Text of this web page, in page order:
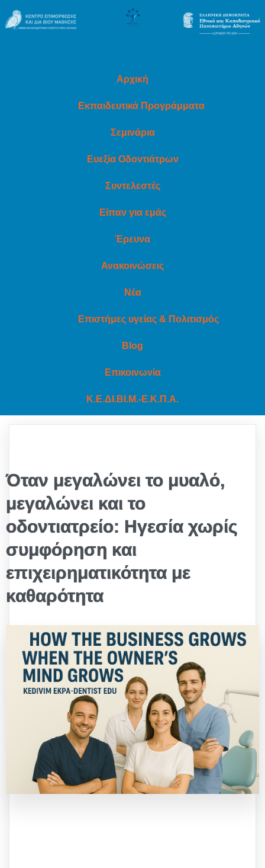
Αρχική
Εκπαιδευτικά Προγράμματα
Σεμινάρια
Ευεξία Οδοντιάτρων
Συντελεστές
Είπαν για εμάς
Έρευνα
Ανακοινώσεις
Νέα
Επιστήμες υγείας & Πολιτισμός
Blog
Επικοινωνία
Κ.Ε.ΔΙ.ΒΙ.Μ.-Ε.Κ.Π.Α.
Όταν μεγαλώνει το μυαλό,
μεγαλώνει και το
οδοντιατρείο: Ηγεσία χωρίς
συμφόρηση και
επιχειρηματικότητα με
καθαρότητα